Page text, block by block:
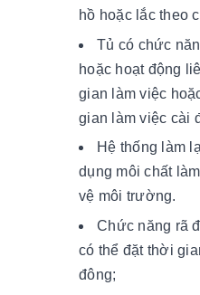
hồ hoặc lắc theo
Tủ có chức
hoặc hoạt động
gian làm việc
gian làm việc cài
Hệ thống làm
dụng môi chất
vệ môi trường.
Chức năng rã
có thể đặt thời
đông;